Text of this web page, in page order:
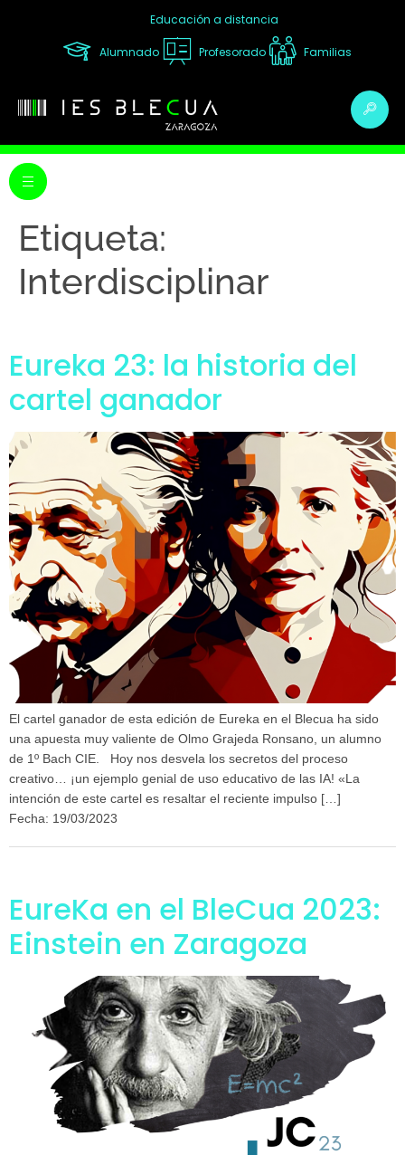
Educación a distancia
Alumnado Profesorado Familias
Etiqueta:
Interdisciplinar
Eureka 23: la historia del
cartel ganador
El cartel ganador de esta edición de Eureka en el Blecua ha sido
una apuesta muy valiente de Olmo Grajeda Ronsano, un alumno
de 1º Bach CIE. Hoy nos desvela los secretos del proceso
creativo… ¡un ejemplo genial de uso educativo de las IA! «La
intención de este cartel es resaltar el reciente impulso […]
Fecha: 19/03/2023
EureKa en el BleCua 2023:
Einstein en Zaragoza